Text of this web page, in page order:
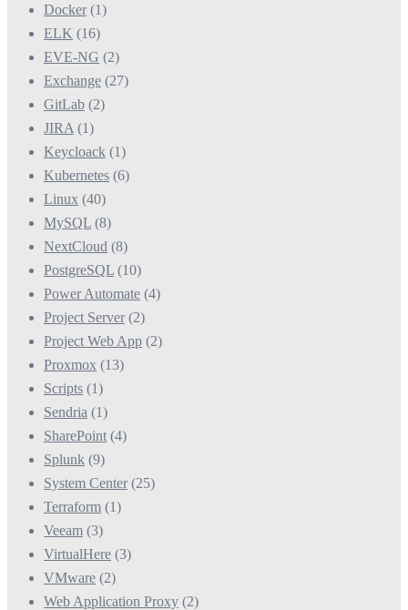
Docker (1)
ELK (16)
EVE-NG (2)
Exchange (27)
GitLab (2)
JIRA (1)
Keycloack (1)
Kubernetes (6)
Linux (40)
MySQL (8)
NextCloud (8)
PostgreSQL (10)
Power Automate (4)
Project Server (2)
Project Web App (2)
Proxmox (13)
Scripts (1)
Sendria (1)
SharePoint (4)
Splunk (9)
System Center (25)
Terraform (1)
Veeam (3)
VirtualHere (3)
VMware (2)
Web Application Proxy (2)